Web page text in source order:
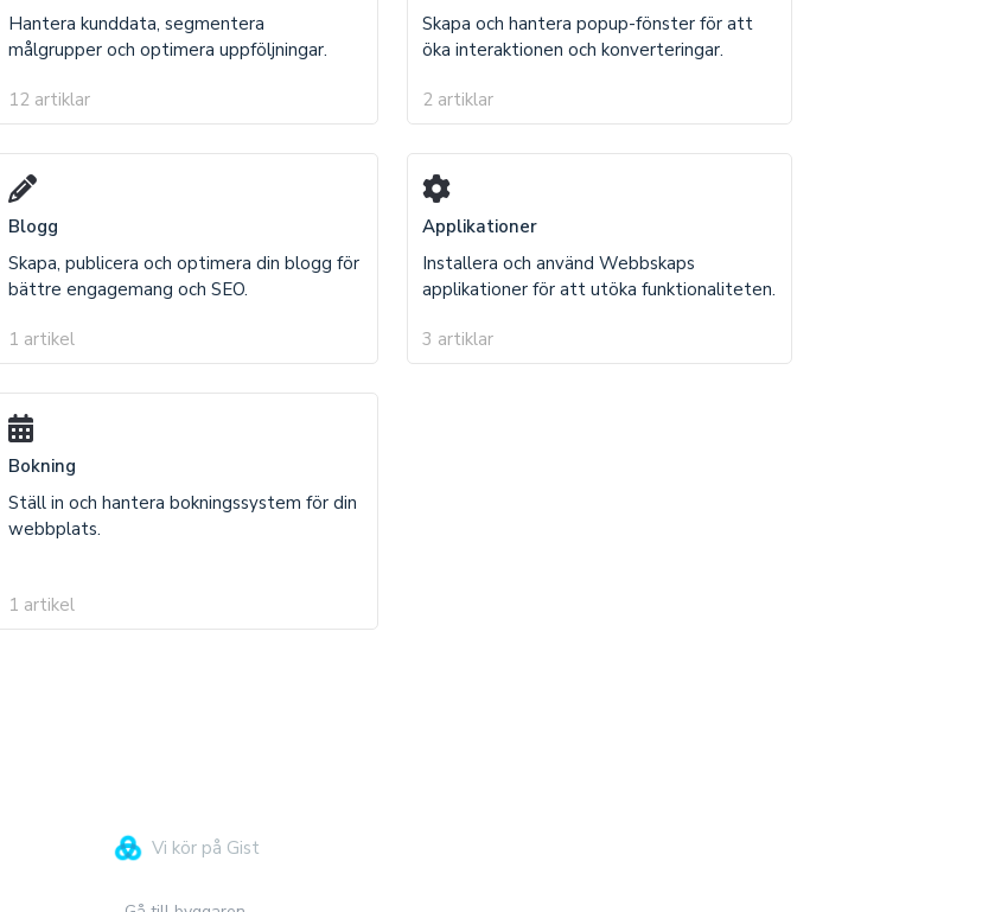
Hantera kunddata, segmentera
målgrupper och optimera uppföljningar.
12 artiklar
Skapa och hantera popup-fönster för att
öka interaktionen och konverteringar.
2 artiklar
Blogg
Skapa, publicera och optimera din blogg för
bättre engagemang och SEO.
1 artikel
Applikationer
Installera och använd Webbskaps
applikationer för att utöka funktionaliteten.
3 artiklar
Bokning
Ställ in och hantera bokningssystem för din
webbplats.
1 artikel
Vi kör på Gist